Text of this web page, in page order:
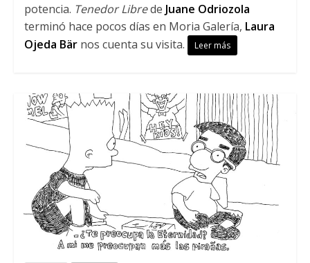
potencia. Tenedor Librede Juane Odriozola
terminó hace pocos días en Moria Galería, Laura
Ojeda Bärnos cuenta su visita. Leer más